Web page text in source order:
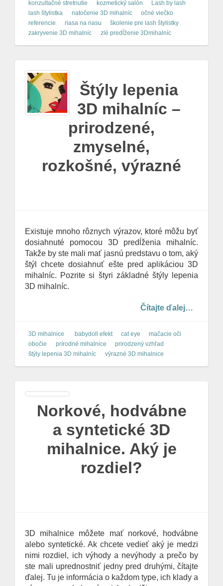
konzultačné stretnutie
kozmetický salón
Lash by lash
lash štylistka
natočenie 3D mihalníc
očné viečko
referencie
riasa na riasu
školenie pre lash štylistky
zakryvenie 3D mihalníc
zlé predĺženie 3Dmihalníc
Štýly lepenia
3D mihalníc –
prirodzené,
zmyselné,
rozkošné, výrazné
Existuje mnoho rôznych výrazov, ktoré môžu byť
dosiahnuté pomocou 3D predĺženia mihalníc.
Takže by ste mali mať jasnú predstavu o tom, aký
štýl chcete dosiahnuť ešte pred aplikáciou 3D
mihalníc. Pozrite si štyri základné štýly lepenia
3D mihalníc.
Čítajte ďalej…
3D mihalnice babydoll efekt cat eye
mačacie oči
obočie
prírodné mihalnice
prirodzený vzhľad
štýly lepenia 3D mihalníc
výrazné 3D mihalnice
Norkové, hodvábne
a syntetické 3D
mihalnice. Aký je
rozdiel?
3D mihalnice môžete mať norkové, hodvábne
alebo syntetické. Ak chcete vedieť aký je medzi
nimi rozdiel, ich výhody a nevýhody a prečo by
ste mali uprednostniť jedny pred druhými, čítajte
ďalej. Tu je informácia o každom type, ich klady a